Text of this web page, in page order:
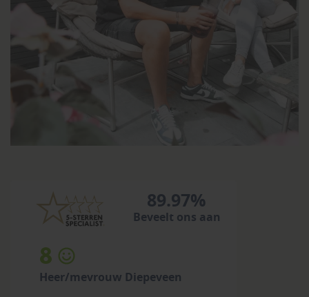
89.97%
Beveelt ons aan
Diepeveen
Heer/mevrouw Kessel van